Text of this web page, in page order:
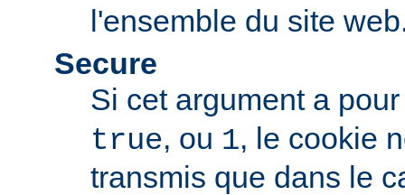
l'ensemble du site
Secure
Si cet argument a
true, ou 1, le cookie
transmis que dans le